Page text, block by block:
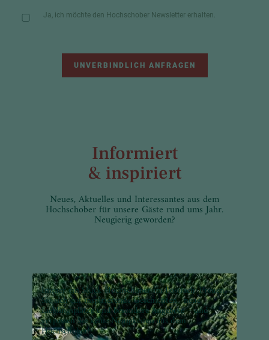
Immer ein Stück Hochschober im Postfach: Freuen
Sie sich auf inspirierende Geschichten, neue
Lieblingsplätze und besondere Angebote – und
verpassen Sie keine Neuigkeiten aus dem
Hochschober!
Ja, ich möchte den Hochschober Newsletter erhalten.
UNVERBINDLICH ANFRAGEN
Informiert
& inspiriert
Neues, Aktuelles und Interessantes aus dem
Hochschober für unsere Gäste rund ums Jahr.
Neugierig geworden?